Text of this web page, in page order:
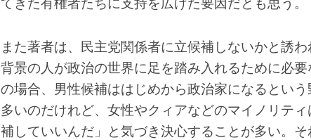
また著者は、民主党関係者に立候補しないかと誘
背景の人が政治の世界に足を踏み入れるために必
の場合、男性候補ははじめから政治家になるとい
多いのだけれど、女性やクィアなどのマイノリテ
補していいんだ」と気づき決心することが多い。